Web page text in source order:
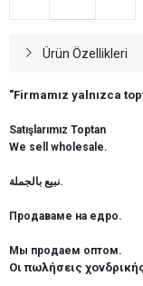
Ürün Özellikleri
"Firmamız yalnızca
Satışlarımız Toptan
We sell wholesale.
نبيع بالجملة.
Продаваме на едро.
Мы продаем оптом.
Οι πωλήσεις